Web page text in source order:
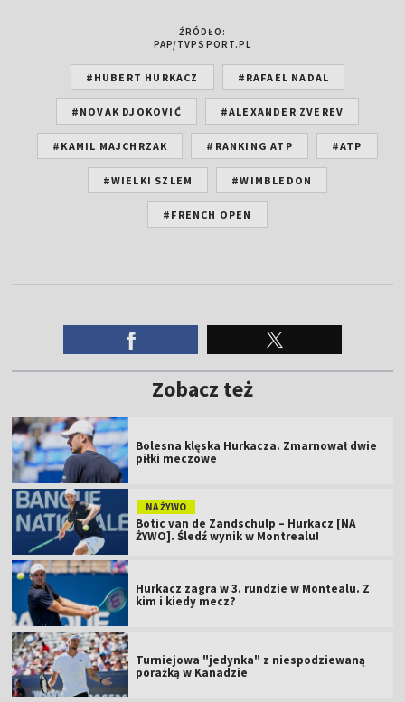
ŹRÓDŁO:
PAP/TVPSPORT.PL
#HUBERT HURKACZ #RAFAEL NADAL
#NOVAK DJOKOVIĆ #ALEXANDER ZVEREV
#KAMIL MAJCHRZAK #RANKING ATP #ATP
#WIELKI SZLEM #WIMBLEDON
#FRENCH OPEN
Zobacz też
Bolesna klęska Hurkacza. Zmarnował dwie
piłki meczowe
NA ŻYWO
Botic van de Zandschulp – Hurkacz [NA
ŻYWO]. Śledź wynik w Montrealu!
Hurkacz zagra w 3. rundzie w Montealu. Z
kim i kiedy mecz?
Turniejowa "jedynka" z niespodziewaną
porażką w Kanadzie